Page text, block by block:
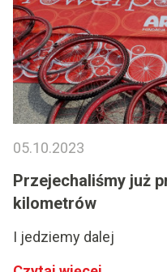
05.10.2023
Przejechaliśmy już
kilometrów
I jedziemy dalej